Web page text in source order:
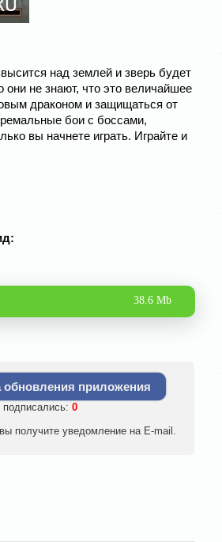
над землей и зверь будет
не знают, что это величайшее
драконом и защищаться от
бои с боссами,
вы начнете играть. Играйте и
38.6 Mb
обновления приложения
0
получите уведомление на E-mail.